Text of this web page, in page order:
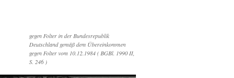
gegen Folter in der Bundesrepublik
Deutschland gemäß dem Übereinkommen
gegen Folter vom 10.12.1984 ( BGBl. 1990 II,
S. 246 )